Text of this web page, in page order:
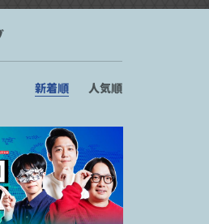
新着順 人気順